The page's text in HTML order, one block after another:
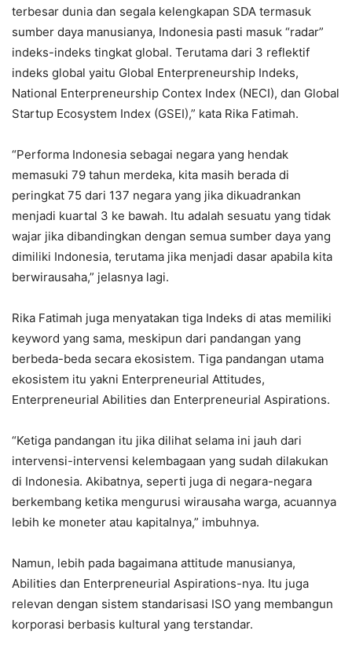
terbesar dunia dan segala kelengkapan SDA termasuk
sumber daya manusianya, Indonesia pasti masuk “radar”
indeks-indeks tingkat global. Terutama dari 3 reflektif
indeks global yaitu Global Enterpreneurship Indeks,
National Enterpreneurship Contex Index (NECI), dan Global
Startup Ecosystem Index (GSEI),” kata Rika Fatimah.
“Performa Indonesia sebagai negara yang hendak
memasuki 79 tahun merdeka, kita masih berada di
peringkat 75 dari 137 negara yang jika dikuadrankan
menjadi kuartal 3 ke bawah. Itu adalah sesuatu yang tidak
wajar jika dibandingkan dengan semua sumber daya yang
dimiliki Indonesia, terutama jika menjadi dasar apabila kita
berwirausaha,” jelasnya lagi.
Rika Fatimah juga menyatakan tiga Indeks di atas memiliki
keyword yang sama, meskipun dari pandangan yang
berbeda-beda secara ekosistem. Tiga pandangan utama
ekosistem itu yakni Enterpreneurial Attitudes,
Enterpreneurial Abilities dan Enterpreneurial Aspirations.
“Ketiga pandangan itu jika dilihat selama ini jauh dari
intervensi-intervensi kelembagaan yang sudah dilakukan
di Indonesia. Akibatnya, seperti juga di negara-negara
berkembang ketika mengurusi wirausaha warga, acuannya
lebih ke moneter atau kapitalnya,” imbuhnya.
Namun, lebih pada bagaimana attitude manusianya,
Abilities dan Enterpreneurial Aspirations-nya. Itu juga
relevan dengan sistem standarisasi ISO yang membangun
korporasi berbasis kultural yang terstandar.